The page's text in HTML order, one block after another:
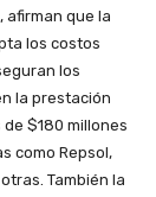
afirman que la
los costos
los
la prestación
$180 millones
como Repsol,
También la